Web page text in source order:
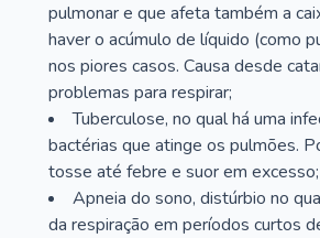
pulmonar e que afeta também a
haver o acúmulo de líquido (como
nos piores casos. Causa desde
problemas para respirar;
Tuberculose, no qual há uma
bactérias que atinge os pulmões.
tosse até febre e suor em excesso;
Apneia do sono, distúrbio no
da respiração em períodos curtos